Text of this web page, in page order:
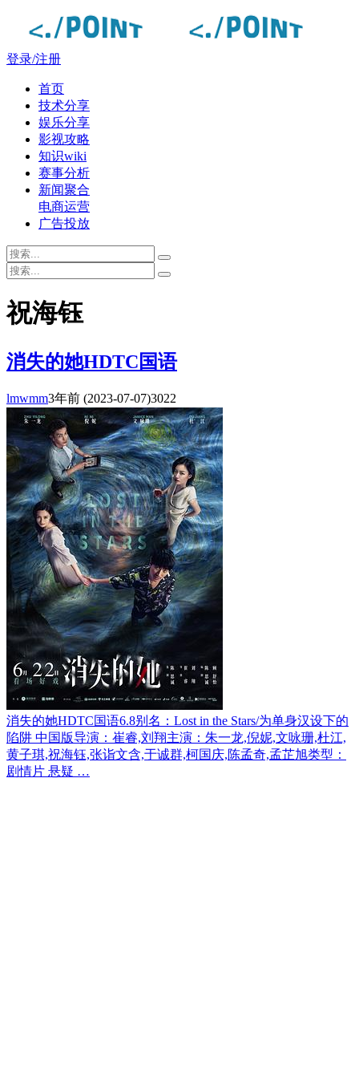
登录/注册
首页
技术分享
娱乐分享
影视攻略
知识wiki
赛事分析
新闻聚合
电商运营
广告投放
祝海钰
消失的她HDTC国语
lmwmm3年前 (2023-07-07)3022
消失的她HDTC国语6.8别名：Lost in the Stars/为单身汉设下的
陷阱 中国版导演：崔睿,刘翔主演：朱一龙,倪妮,文咏珊,杜江,
黄子琪,祝海钰,张诣文含,于诚群,柯国庆,陈孟奇,孟芷旭类型：
剧情片 悬疑 …